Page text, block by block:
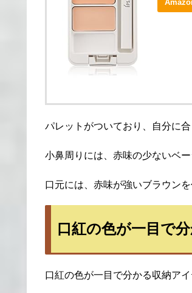
パレットがついており、自分に
小鼻周りには、赤味の少ないベ
口元には、赤味が強いブラウン
口紅の色が一目で
口紅の色が一目で分かる収納アイ